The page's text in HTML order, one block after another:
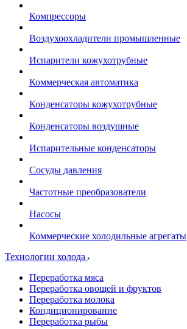
Компрессоры
Воздухоохладители промышленные
Испарители кожухотрубные
Коммерческая автоматика
Конденсаторы кожухотрубные
Конденсаторы воздушные
Испарительные конденсаторы
Сосуды давления
Частотные преобразователи
Насосы
Коммерческие холодильные агрегаты
Технологии холода
Переработка мяса
Переработка овощей и фруктов
Переработка молока
Кондиционирование
Переработка рыбы